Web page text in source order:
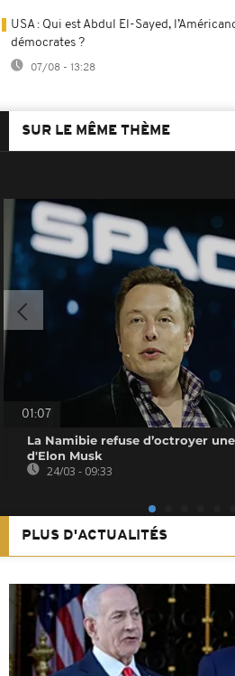
USA : Qui est Abdul El-Sayed,
démocrates ?
07/08 - 13:28
SUR LE MÊME THÈME
01:07
La Namibie refuse d’octroyer
d'Elon Musk
24/03 - 09:33
PLUS D'ACTUALITÉS